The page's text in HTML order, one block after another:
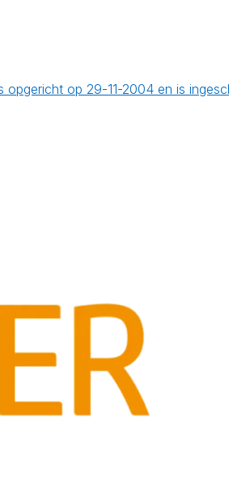
opgericht op 29-11-2004 en is